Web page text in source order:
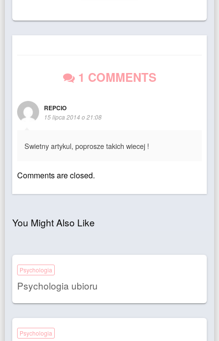
1 COMMENTS
REPCIO
15 lipca 2014 o 21:08
Swietny artykul, poprosze takich wiecej !
Comments are closed.
You Might Also Like
Psychologia
Psychologia ubioru
Psychologia